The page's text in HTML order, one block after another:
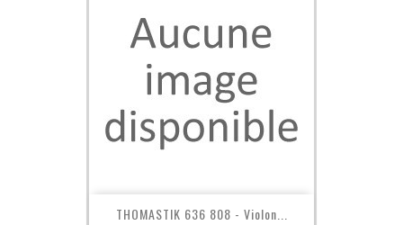
THOMASTIK 636 808 - Violon...